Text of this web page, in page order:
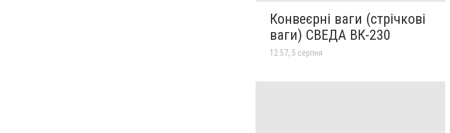
Конвеєрні ваги (стрічкові
ваги) СВЕДА ВК-230
12:57, 5 серпня